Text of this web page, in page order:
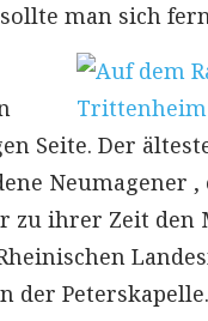
man sich
Seite. Der
Neumagener ,
zu ihrer Zeit den
der Peterskapelle.